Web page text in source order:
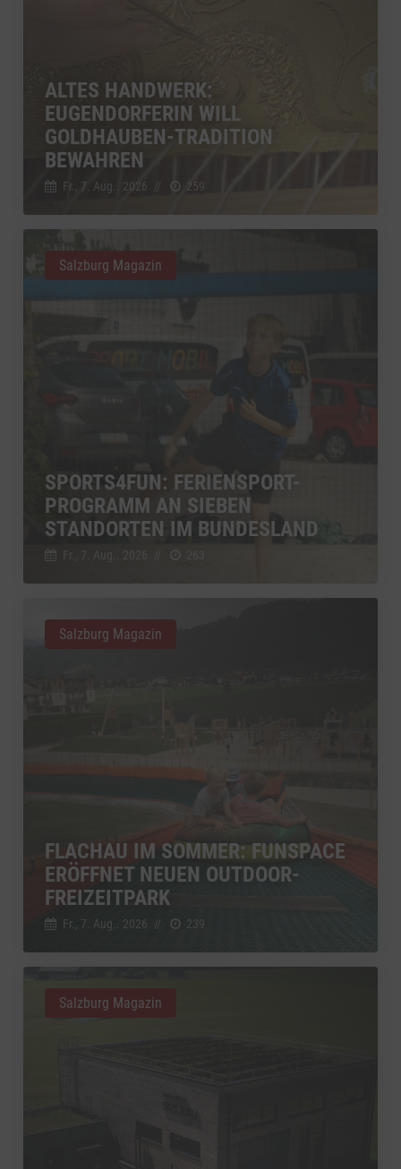
ALTES HANDWERK:
EUGENDORFERIN WILL
GOLDHAUBEN-TRADITION
BEWAHREN
Fr., 7. Aug.. 2026 // 259
SPORTS4FUN: FERIENSPORT-
PROGRAMM AN SIEBEN
STANDORTEN IM BUNDESLAND
Fr., 7. Aug.. 2026 263
Salzburg Magazin
FLACHAU IM SOMMER: FUNSPACE
ERÖFFNET NEUEN OUTDOOR-
FREIZEITPARK
Fr., 7. Aug.. 2026 // 239
Salzburg Magazin
Salzburg Magazin